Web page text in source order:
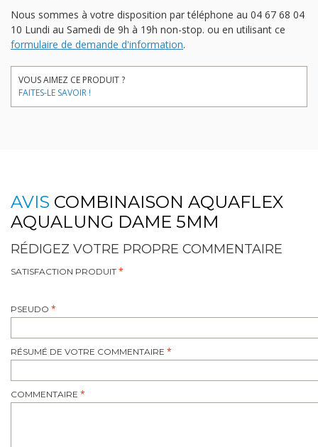
Nous sommes à votre disposition par téléphone au 04 67 68 04
10 Lundi au Samedi de 9h à 19h non-stop. ou en utilisant ce
formulaire de demande d'information.
VOUS AIMEZ CE PRODUIT ?
FAITES-LE SAVOIR !
AVIS COMBINAISON AQUAFLEX
AQUALUNG DAME 5MM
RÉDIGEZ VOTRE PROPRE COMMENTAIRE
SATISFACTION PRODUIT
PSEUDO
RÉSUMÉ DE VOTRE COMMENTAIRE
COMMENTAIRE